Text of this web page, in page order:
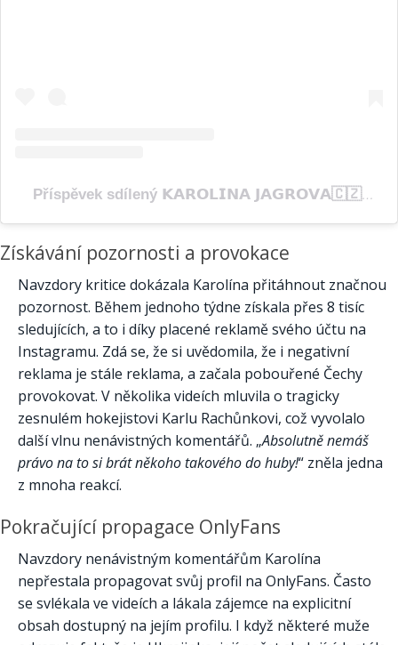
Příspěvek sdílený 𝗞𝗔𝗥𝗢𝗟𝗜𝗡𝗔 𝗝𝗔𝗚𝗥𝗢𝗩𝗔🇨🇿🇺🇦 (@karolinka.ofi)
Získávání pozornosti a provokace
Navzdory kritice dokázala Karolína přitáhnout značnou
pozornost. Během jednoho týdne získala přes 8 tisíc
sledujících, a to i díky placené reklamě svého účtu na
Instagramu. Zdá se, že si uvědomila, že i negativní
reklama je stále reklama, a začala pobouřené Čechy
provokovat. V několika videích mluvila o tragicky
zesnulém hokejistovi Karlu Rachůnkovi, což vyvolalo
další vlnu nenávistných komentářů. „Absolutně nemáš
právo na to si brát někoho takového do huby!“ zněla jedna
z mnoha reakcí.
Pokračující propagace OnlyFans
Navzdory nenávistným komentářům Karolína
nepřestala propagovat svůj profil na OnlyFans. Často
se svlékala ve videích a lákala zájemce na explicitní
obsah dostupný na jejím profilu. I když některé muže